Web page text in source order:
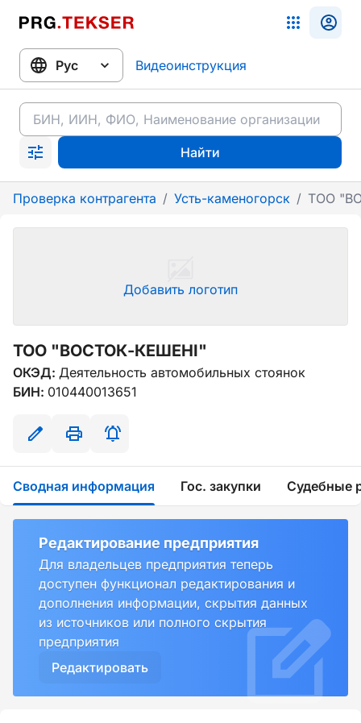
Видеоинструкция
Найти
Проверка контрагента / Усть-каменогорск / ТОО
Добавить логотип
ТОО "ВОСТОК-КЕШЕНI"
ОКЭД: Деятельность автомобильных стоянок
БИН: 010440013651
Сводная информация Гос. закупки Судебные
Редактирование предприятия
Для владельцев предприятия теперь
доступен функционал редактирования и
дополнения информации, скрытия данных
из источников или полного скрытия
предприятия
Редактировать